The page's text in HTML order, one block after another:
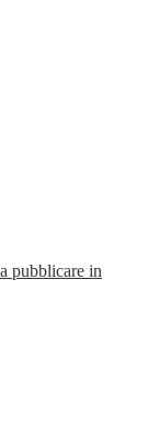
pubblicare in